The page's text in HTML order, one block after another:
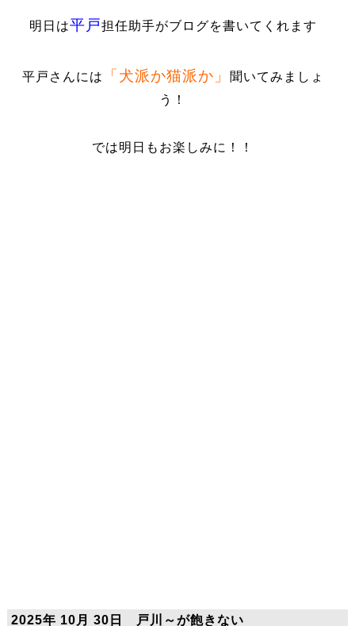
明日は平戸担任助手がブログを書いてくれます
平戸さんには 「犬派か猫派か」
聞いてみましょ
う！
では明日もお楽しみに！！
2025年 10月 30日 戸川～が飽きない